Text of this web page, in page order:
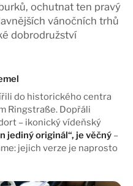
ochutnat ten pravý
vánočních trhů
dobrodružství
do historického centra
Ringstraße. Dopřáli
– ikonický vídeňský
jediný originál“, je věčný –
jejich verze je naprosto